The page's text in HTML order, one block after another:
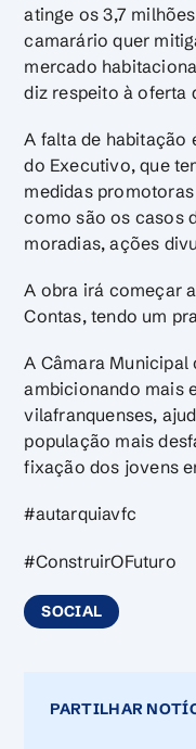
atinge os 3,7
camarário quer
mercado
diz respeito à oferta
A falta de habitação
do Executivo, que
medidas
como são os casos
moradias, ações
A obra irá começar
Contas, tendo um
A Câmara Municipal
ambicionando mais
vilafranquenses,
população mais
fixação dos jovens
#autarquiavfc
#ConstruirOFuturo
SOCIAL
PARTILHAR